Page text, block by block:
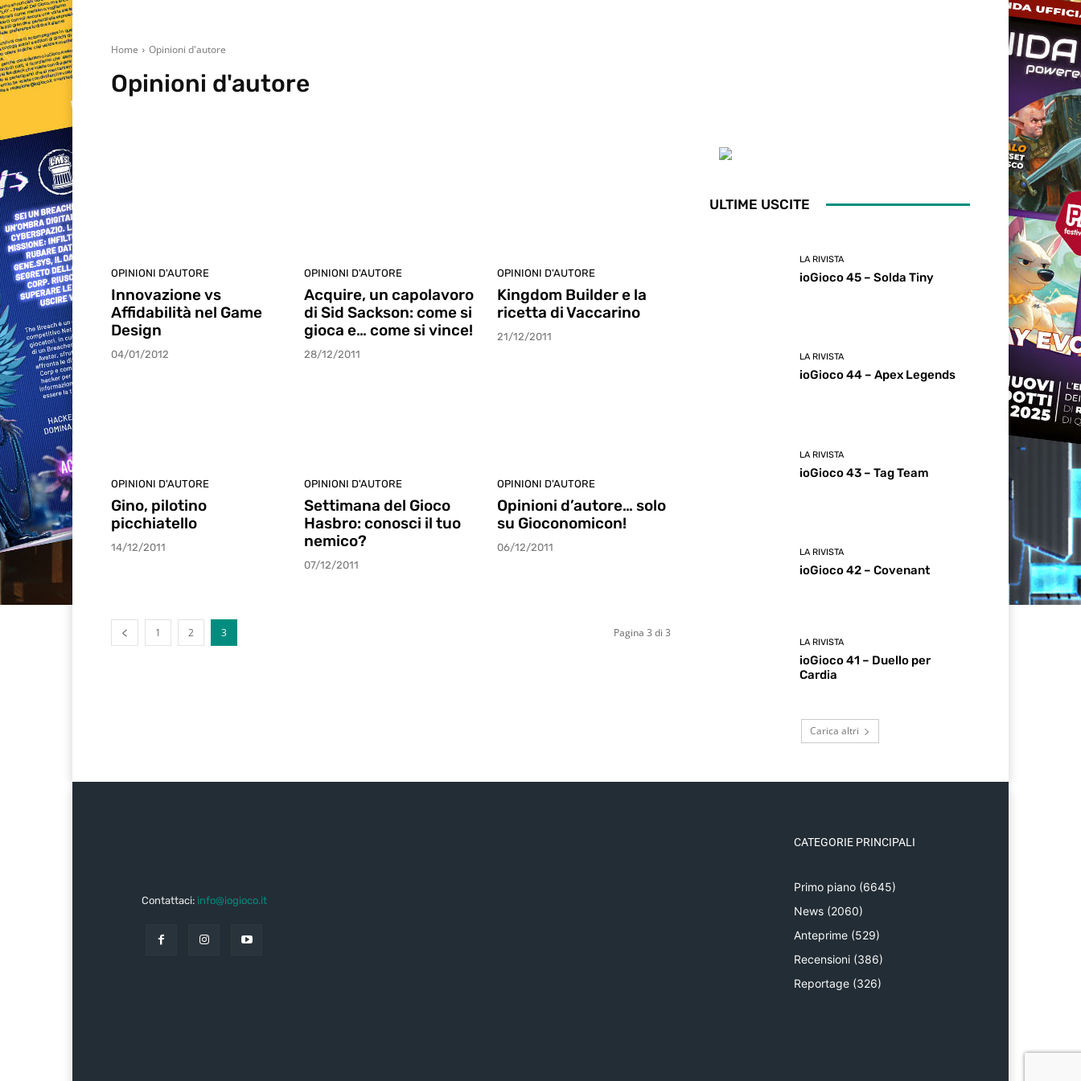
Home Opinioni d'autore
Opinioni d'autore
OPINIONI D'AUTORE
Innovazione vs
Affidabilità nel Game
Design
04/01/2012
OPINIONI D'AUTORE
Acquire, un capolavoro
di Sid Sackson: come si
gioca e… come si vince!
28/12/2011
OPINIONI D'AUTORE
Kingdom Builder e la
ricetta di Vaccarino
21/12/2011
OPINIONI D'AUTORE
Gino, pilotino
picchiatello
14/12/2011
OPINIONI D'AUTORE
Settimana del Gioco
Hasbro: conosci il tuo
nemico?
07/12/2011
OPINIONI D'AUTORE
Opinioni d’autore… solo
su Gioconomicon!
06/12/2011
1 2 3 Pagina 3 di 3
ULTIME USCITE
LA RIVISTA
ioGioco 45 – Solda Tiny
LA RIVISTA
ioGioco 44 – Apex Legends
LA RIVISTA
ioGioco 43 – Tag Team
LA RIVISTA
ioGioco 42 – Covenant
LA RIVISTA
ioGioco 41 – Duello per
Cardia
Carica altri
Contattaci: info@iogioco.it
CATEGORIE PRINCIPALI
Primo piano (6645)
News (2060)
Anteprime (529)
Recensioni (386)
Reportage (326)